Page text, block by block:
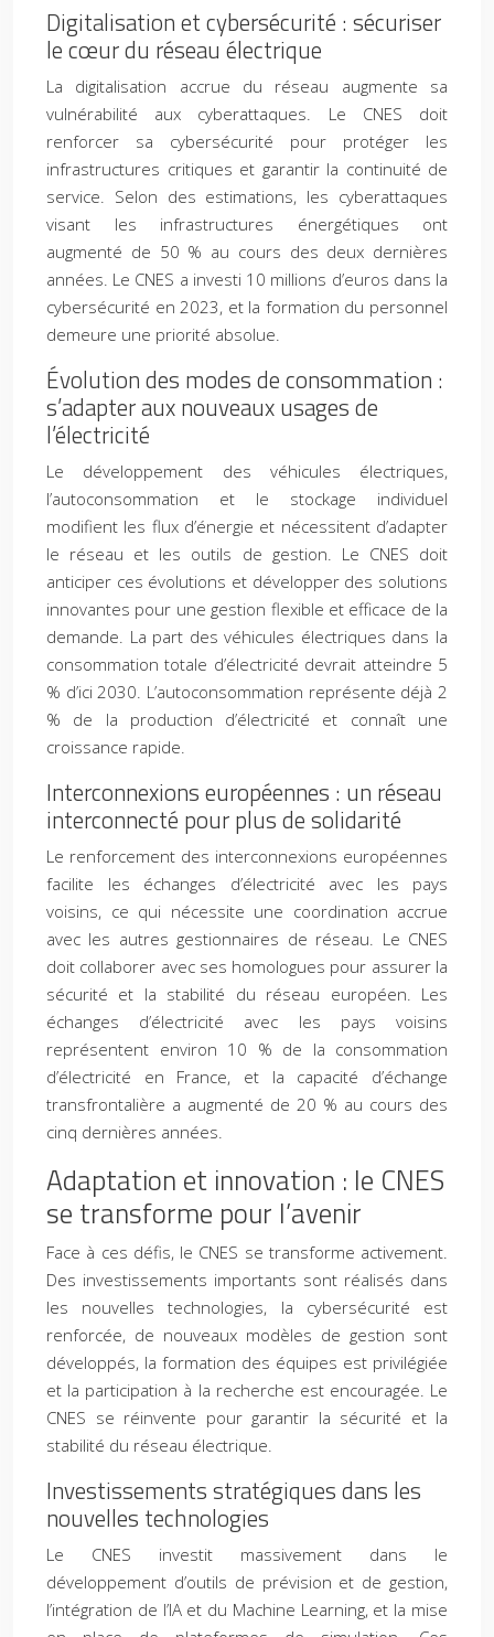
Digitalisation et cybersécurité : sécuriser
le cœur du réseau électrique
La digitalisation accrue du réseau augmente sa
vulnérabilité aux cyberattaques. Le CNES doit
renforcer sa cybersécurité pour protéger les
infrastructures critiques et garantir la continuité de
service. Selon des estimations, les cyberattaques
visant les infrastructures énergétiques ont
augmenté de 50 % au cours des deux dernières
années. Le CNES a investi 10 millions d’euros dans la
cybersécurité en 2023, et la formation du personnel
demeure une priorité absolue.
Évolution des modes de consommation :
s’adapter aux nouveaux usages de
l’électricité
Le développement des véhicules électriques,
l’autoconsommation et le stockage individuel
modifient les flux d’énergie et nécessitent d’adapter
le réseau et les outils de gestion. Le CNES doit
anticiper ces évolutions et développer des solutions
innovantes pour une gestion flexible et efficace de la
demande. La part des véhicules électriques dans la
consommation totale d’électricité devrait atteindre 5
% d’ici 2030. L’autoconsommation représente déjà 2
% de la production d’électricité et connaît une
croissance rapide.
Interconnexions européennes : un réseau
interconnecté pour plus de solidarité
Le renforcement des interconnexions européennes
facilite les échanges d’électricité avec les pays
voisins, ce qui nécessite une coordination accrue
avec les autres gestionnaires de réseau. Le CNES
doit collaborer avec ses homologues pour assurer la
sécurité et la stabilité du réseau européen. Les
échanges d’électricité avec les pays voisins
représentent environ 10 % de la consommation
d’électricité en France, et la capacité d’échange
transfrontalière a augmenté de 20 % au cours des
cinq dernières années.
Adaptation et innovation : le CNES
se transforme pour l’avenir
Face à ces défis, le CNES se transforme activement.
Des investissements importants sont réalisés dans
les nouvelles technologies, la cybersécurité est
renforcée, de nouveaux modèles de gestion sont
développés, la formation des équipes est privilégiée
et la participation à la recherche est encouragée. Le
CNES se réinvente pour garantir la sécurité et la
stabilité du réseau électrique.
Investissements stratégiques dans les
nouvelles technologies
Le CNES investit massivement dans le
développement d’outils de prévision et de gestion,
l’intégration de l’IA et du Machine Learning, et la mise